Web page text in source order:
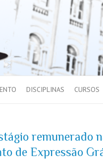
DISCIPLINAS CURSOS
remunerado
de Expressão